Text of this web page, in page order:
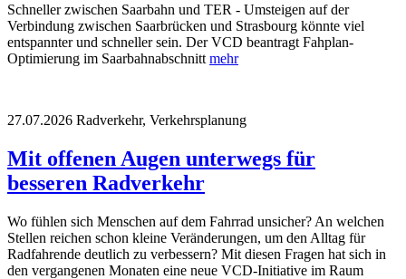
Schneller zwischen Saarbahn und TER - Umsteigen auf der
Verbindung zwischen Saarbrücken und Strasbourg könnte viel
entspannter und schneller sein. Der VCD beantragt Fahplan-
Optimierung im Saarbahnabschnitt mehr
27.07.2026 Radverkehr, Verkehrsplanung
Mit offenen Augen unterwegs für
besseren Radverkehr
Wo fühlen sich Menschen auf dem Fahrrad unsicher? An welchen
Stellen reichen schon kleine Veränderungen, um den Alltag für
Radfahrende deutlich zu verbessern? Mit diesen Fragen hat sich in
den vergangenen Monaten eine neue VCD-Initiative im Raum